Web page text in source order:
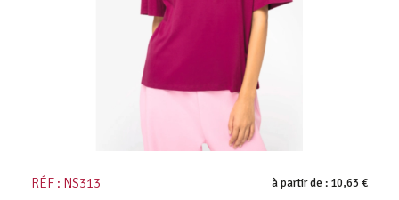
RÉF : NS313 à partir de : 10,63 €